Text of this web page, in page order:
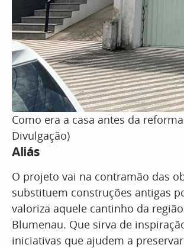
Como era a casa antes da
Divulgação)
Aliás
O projeto vai na contramão das
substituem construções antigas
valoriza aquele cantinho da
Blumenau. Que sirva de
iniciativas que ajudem a